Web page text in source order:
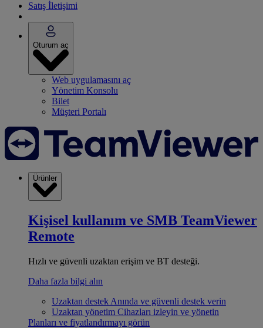
Satış İletişimi
Oturum aç
Web uygulamasını aç
Yönetim Konsolu
Bilet
Müşteri Portalı
Ürünler
Kişisel kullanım ve SMB TeamViewer
Remote
Hızlı ve güvenli uzaktan erişim ve BT desteği.
Daha fazla bilgi alın
Uzaktan destek Anında ve güvenli destek verin
Uzaktan yönetim Cihazları izleyin ve yönetin
Planları ve fiyatlandırmayı görün